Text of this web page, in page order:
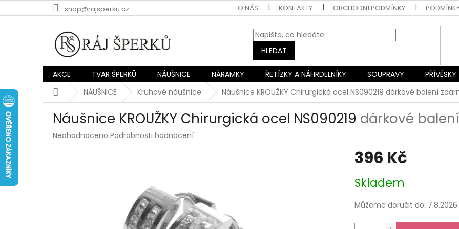
na
shop@rajsperku.cz O NÁS KONTAKTY OBCHODNÍ PODMÍNKY
HLEDAT
AKCE TVAR ŠPERKŮ NÁUŠNICE NÁRAMKY ŘETÍZKY A NÁHRDELNÍKY SOUPRAVY PŘÍVĚSKY
DomůNÁUŠNICE Kruhové náušnice Náušnice KROUŽKY Chirurgická ocel NS090219 dárkové balení
Náušnice KROUŽKY Chirurgická ocel NS090219 dárkové
Průměrné
Neohodnoceno Podrobnosti hodnocení
396 Kč
cena:
Skladem
Můžeme doručit do: 7.8.2026